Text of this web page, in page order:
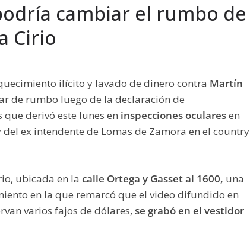
cambiar el rumbo de
Cirio
ilícito y lavado de dinero contra Martín
de rumbo luego de la declaración de
derivó este lunes en inspecciones ocularesen
ex intendente de Lomas de Zamora en el country
ubicada en la calle Ortega y Gasset al 1600, una
en la que remarcó que el video difundido en
varios fajos de dólares, se grabó en el vestidor